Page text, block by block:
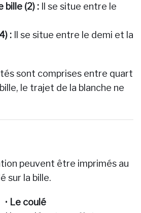
bille (2) : Il se situe entre le
: Il se situe entre le demi et la
sont comprises entre quart
le trajet de la blanche ne
peuvent être imprimés au
sur la bille.
• Le coulé